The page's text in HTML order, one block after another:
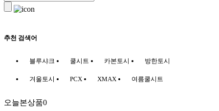
추천 검색어
블루샤크 쿨시트 카본토시 방한토시
겨울토시 PCX XMAX 여름쿨시트
오늘본상품0